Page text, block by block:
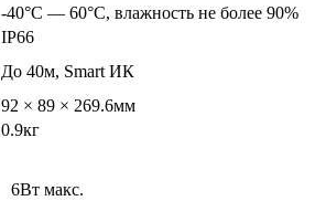
-40°С — 60°С, влажность не более 90%
IP66
До 40м, Smart ИК
92 × 89 × 269.6мм
0.9кг
6Вт макс.